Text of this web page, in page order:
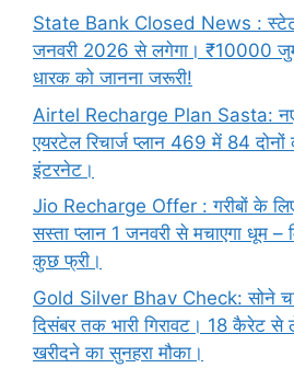
State Bank Closed News : स्टेट
जनवरी 2026 से लगेगा। ₹10000
धारक को जानना जरूरी!
Airtel Recharge Plan Sasta: नए
एयरटेल रिचार्ज प्लान 469 में 84 दोनों
इंटरनेट।
Jio Recharge Offer : गरीबों के
सस्ता प्लान 1 जनवरी से मचाएगा धूम
कुछ फ्री।
Gold Silver Bhav Check: सोने
दिसंबर तक भारी गिरावट। 18 कैरेट
खरीदने का सुनहरा मौका।